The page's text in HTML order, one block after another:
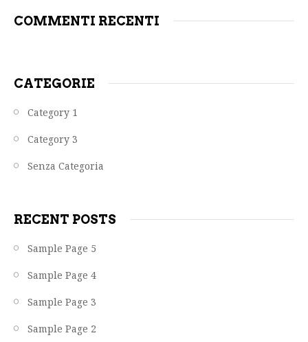
COMMENTI RECENTI
CATEGORIE
Category 1
Category 3
Senza Categoria
RECENT POSTS
Sample Page 5
Sample Page 4
Sample Page 3
Sample Page 2